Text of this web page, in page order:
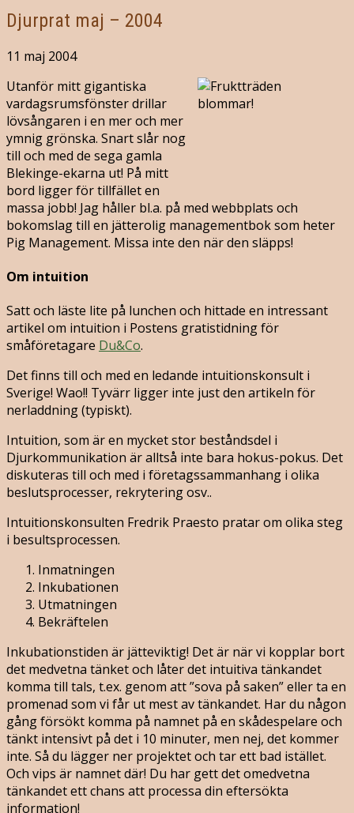
Djurprat maj – 2004
11 maj 2004
Utanför mitt gigantiska
vardagsrumsfönster drillar
lövsångaren i en mer och mer
ymnig grönska. Snart slår nog
till och med de sega gamla
Blekinge-ekarna ut! På mitt
bord ligger för tillfället en
massa jobb! Jag håller bl.a. på med webbplats och
bokomslag till en jätterolig managementbok som heter
Pig Management. Missa inte den när den släpps!
Om intuition
Satt och läste lite på lunchen och hittade en intressant
artikel om intuition i Postens gratistidning för
småföretagare Du&Co.
Det finns till och med en ledande intuitionskonsult i
Sverige! Wao!! Tyvärr ligger inte just den artikeln för
nerladdning (typiskt).
Intuition, som är en mycket stor beståndsdel i
Djurkommunikation är alltså inte bara hokus-pokus. Det
diskuteras till och med i företagssammanhang i olika
beslutsprocesser, rekrytering osv..
Intuitionskonsulten Fredrik Praesto pratar om olika steg
i besultsprocessen.
Inmatningen
Inkubationen
Utmatningen
Bekräftelen
Inkubationstiden är jätteviktig! Det är när vi kopplar bort
det medvetna tänket och låter det intuitiva tänkandet
komma till tals, t.ex. genom att ”sova på saken” eller ta en
promenad som vi får ut mest av tänkandet. Har du någon
gång försökt komma på namnet på en skådespelare och
tänkt intensivt på det i 10 minuter, men nej, det kommer
inte. Så du lägger ner projektet och tar ett bad istället.
Och vips är namnet där! Du har gett det omedvetna
tänkandet ett chans att processa din eftersökta
information!